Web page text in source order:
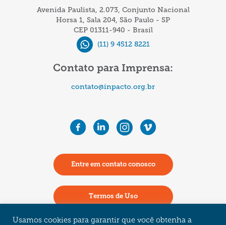
acesse
a
programação
e
inscreva-
no
Avenida Paulista, 2.073, Conjunto Nacional
Horsa 1, Sala 204, São Paulo - SP
CEP 01311-940 - Brasil
(11) 9 4512 8221
Contato para Imprensa:
contato@inpacto.org.br
Entre em contato conosco
Termos de Uso
Usamos cookies para garantir que você obtenha a